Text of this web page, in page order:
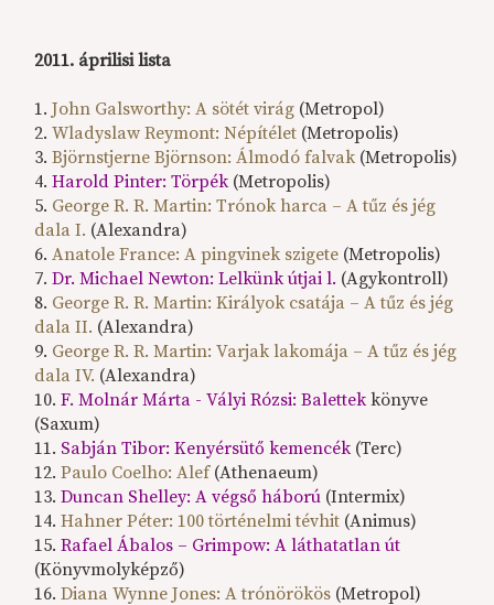
2011. áprilisi lista
1.John Galsworthy: A sötét virág (Metropol)
2.Wladyslaw Reymont: Népítélet (Metropolis)
3.Björnstjerne Björnson: Álmodó falvak (Metropolis)
4.Harold Pinter: Törpék(Metropolis)
5. George R. R. Martin: Trónok harca – A tűz és jég
dala I. (Alexandra)
6.Anatole France: A pingvinek szigete (Metropolis)
7.Dr. Michael Newton: Lelkünk útjai l. (Agykontroll)
8. George R. R. Martin: Királyok csatája – A tűz és jég
dala II. (Alexandra)
9. George R. R. Martin: Varjak lakomája – A tűz és jég
dala IV. (Alexandra)
10.F. Molnár Márta - Vályi Rózsi: Balettekkönyve
(Saxum)
11. Sabján Tibor: Kenyérsütő kemencék(Terc)
12.Paulo Coelho: Alef(Athenaeum)
13.Duncan Shelley: A végső háború (Intermix)
14.Hahner Péter: 100 történelmi tévhit (Animus)
15.Rafael Ábalos – Grimpow: A láthatatlan út
(Könyvmolyképző)
16.Diana Wynne Jones: A trónörökös (Metropol)